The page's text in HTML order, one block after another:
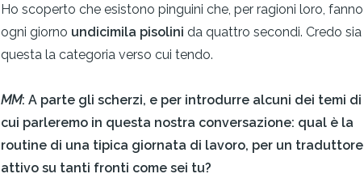
Ho scoperto che esistono pinguini che, per ragioni loro, fanno
ogni giorno undicimila pisolini da quattro secondi. Credo sia
questa la categoria verso cui tendo.
MM: A parte gli scherzi, e per introdurre alcuni dei temi di
cui parleremo in questa nostra conversazione: qual è la
routine di una tipica giornata di lavoro, per un traduttore
attivo su tanti fronti come sei tu?